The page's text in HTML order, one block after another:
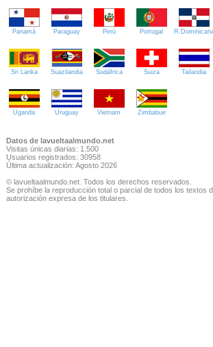
Panamá Paraguay Perú Portugal
Sri Lanka Suazilandia Sudáfrica Suiza Tailandia
Uganda Uruguay Vietnam Zimbabue
Datos de lavueltaalmundo.net
Visitas únicas diarias: 1.500
Usuarios registrados: 30958
Última actualización: Agosto 2026
© lavueltaalmundo.net. Todos los derechos reservados.
Se prohíbe la reproducción total o parcial de todos los textos
autorización expresa de los titulares.